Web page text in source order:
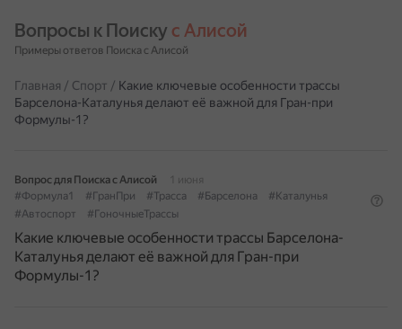
Вопросы к Поиску с Алисой
Примеры ответов Поиска с Алисой
Главная / Спорт / Какие ключевые особенности трассы
Барселона-Каталунья делают её важной для Гран-при
Формулы-1?
Вопрос для Поиска с Алисой
1 июня
#Формула1
#ГранПри #Трасса #Барселона
#Каталунья
#Автоспорт
#ГоночныеТрассы
Какие ключевые особенности трассы Барселона-
Каталунья делают её важной для Гран-при
Формулы-1?